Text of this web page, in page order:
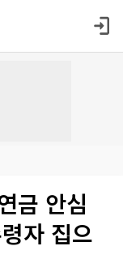
금 안심
자 집으